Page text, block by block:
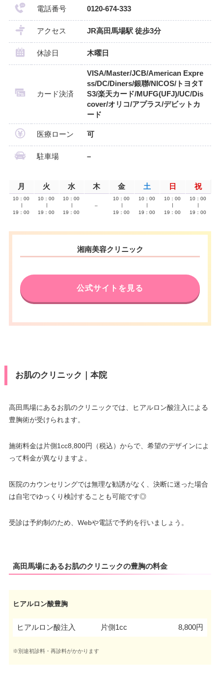
電話番号 0120-674-333
アクセス JR高田馬場駅 徒歩3分
休診日 木曜日
カード決済
VISA/Master/JCB/American Expre
ss/DC/Diners/銀聯/NICOS/トヨタT
S3/楽天カード/MUFG(UFJ)/UC/Dis
cover/オリコ/アプラス/デビットカ
ード
医療ローン 可
駐車場 –
月 火 水 木 金 土 日 祝
10：00
19：00
10：00
19：00
10：00
19：00
–
10：00
19：00
10：00
19：00
10：00
19：00
10：00
19：00
湘南美容クリニック
公式サイトを見る
お肌のクリニック｜本院
高田馬場にあるお肌のクリニックでは、ヒアルロン酸注入による
豊胸術が受けられます。
施術料金は片側1cc8,800円（税込）からで、希望のデザインによ
って料金が異なりますよ。
医院のカウンセリングでは無理な勧誘がなく、決断に迷った場合
は自宅でゆっくり検討することも可能です◎
受診は予約制のため、Webや電話で予約を行いましょう。
高田馬場にあるお肌のクリニックの豊胸の料金
ヒアルロン酸豊胸
ヒアルロン酸注入 片側1cc 8,800円
※別途初診料・再診料がかかります